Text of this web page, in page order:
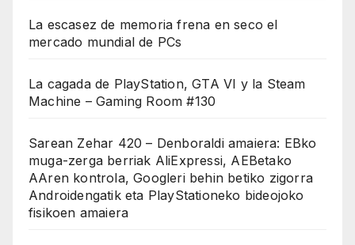
La escasez de memoria frena en seco el
mercado mundial de PCs
La cagada de PlayStation, GTA VI y la Steam
Machine – Gaming Room #130
Sarean Zehar 420 – Denboraldi amaiera: EBko
muga-zerga berriak AliExpressi, AEBetako
AAren kontrola, Googleri behin betiko zigorra
Androidengatik eta PlayStationeko bideojoko
fisikoen amaiera